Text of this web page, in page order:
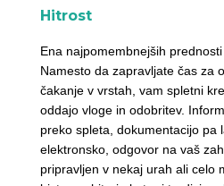
Hitrost
Ena najpomembnejših
Namesto da zapravljate čas za
čakanje v vrstah, vam spletni
oddajo vloge in odobritev.
preko spleta, dokumentacijo pa
elektronsko, odgovor na vaš
pripravljen v nekaj urah ali celo